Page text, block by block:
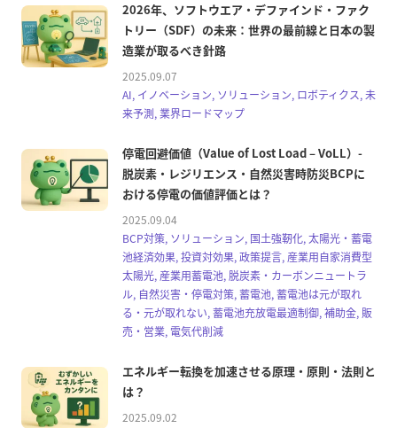
2026年、ソフトウエア・デファインド・ファク
トリー（SDF）の未来：世界の最前線と日本の製
造業が取るべき針路
2025.09.07
AI, イノベーション, ソリューション, ロボティクス, 未
来予測, 業界ロードマップ
停電回避価値（Value of Lost Load – VoLL）-
脱炭素・レジリエンス・自然災害時防災BCPに
おける停電の価値評価とは？
2025.09.04
BCP対策, ソリューション, 国土強靭化, 太陽光・蓄電
池経済効果, 投資対効果, 政策提言, 産業用自家消費型
太陽光, 産業用蓄電池, 脱炭素・カーボンニュートラ
ル, 自然災害・停電対策, 蓄電池, 蓄電池は元が取れ
る・元が取れない, 蓄電池充放電最適制御, 補助金, 販
売・営業, 電気代削減
エネルギー転換を加速させる原理・原則・法則と
は？
2025.09.02